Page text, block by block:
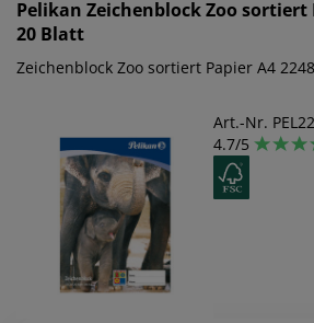
Pelikan Zeichenblock Zoo sortiert
20 Blatt
Zeichenblock Zoo sortiert Papier A4
Art.-Nr.
4.7/5